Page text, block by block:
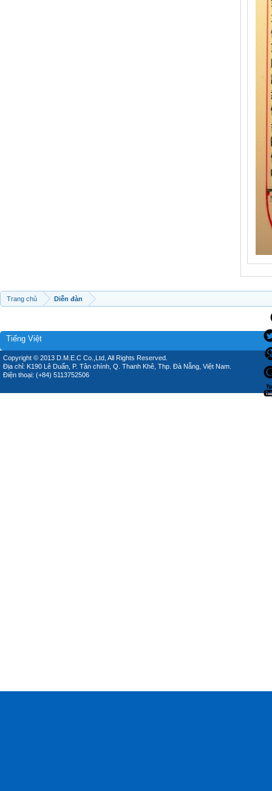
Trang chủ Diễn đàn
Tiếng Việt
Copyright © 2013 D.M.E.C Co.,Ltd, All Rights Reserved.
Địa chỉ: K190 Lê Duẩn, P. Tân chính, Q. Thanh Khê, Thp. Đà Nẵng, Việt Nam.
Điện thoại: (+84) 5113752506